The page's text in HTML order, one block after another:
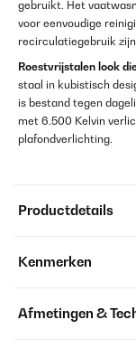
gebruikt. Het
voor eenvoudige
recirculatiegebruik
Roestvrijstalen look
staal in kubistisch
is bestand tegen
met 6.500 Kelvin
plafondverlichting.
Productdetails
Kenmerken
Afmetingen &